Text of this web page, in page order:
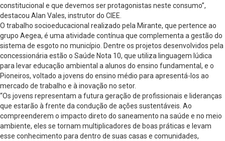
constitucional e que devemos ser protagonistas neste consumo”,
destacou Alan Vales, instrutor do CIEE.
O trabalho socioeducacional realizado pela Mirante, que pertence ao
grupo Aegea, é uma atividade contínua que complementa a gestão do
sistema de esgoto no município. Dentre os projetos desenvolvidos pela
concessionária estão o Saúde Nota 10, que utiliza linguagem lúdica
para levar educação ambiental a alunos do ensino fundamental, e o
Pioneiros, voltado a jovens do ensino médio para apresentá-los ao
mercado de trabalho e à inovação no setor.
“Os jovens representam a futura geração de profissionais e lideranças
que estarão à frente da condução de ações sustentáveis. Ao
compreenderem o impacto direto do saneamento na saúde e no meio
ambiente, eles se tornam multiplicadores de boas práticas e levam
esse conhecimento para dentro de suas casas e comunidades,